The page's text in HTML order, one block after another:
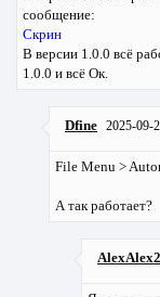
сообщение:
Скрин
В версии 1.0.0 всё
1.0.0 и всё Ок.
Dfine 2025-09-
File Menu >
А так работает?